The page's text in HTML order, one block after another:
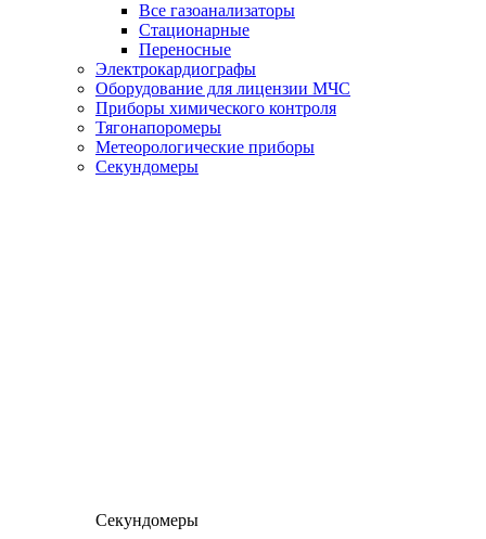
Все газоанализаторы
Cтационарные
Переносные
Электрокардиографы
Оборудование для лицензии МЧС
Приборы химического контроля
Тягонапоромеры
Метеорологические приборы
Секундомеры
Секундомеры